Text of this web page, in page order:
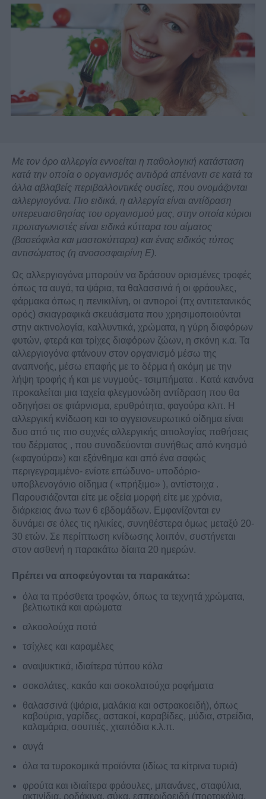
Με τον όρο αλλεργία εννοείται η παθολογική κατάσταση
κατά την οποία ο οργανισμός αντιδρά απέναντι σε κατά τα
άλλα αβλαβείς περιβαλλοντικές ουσίες, που ονομάζονται
αλλεργιογόνα. Πιο ειδικά, η αλλεργία είναι αντίδραση
υπερευαισθησίας του οργανισμού μας, στην οποία κύριοι
πρωταγωνιστές είναι ειδικά κύτταρα του αίματος
(βασεόφιλα και μαστοκύτταρα) και ένας ειδικός τύπος
αντισώματος (η ανοσοσφαιρίνη Ε).
Ως αλλεργιογόνα μπορούν να δράσουν ορισμένες τροφές
όπως τα αυγά, τα ψάρια, τα θαλασσινά ή οι φράουλες,
φάρμακα όπως η πενικιλίνη, οι αντιοροί (πχ αντιτετανικός
ορός) σκιαγραφικά σκευάσματα που χρησιμοποιούνται
στην ακτινολογία, καλλυντικά, χρώματα, η γύρη διαφόρων
φυτών, φτερά και τρίχες διαφόρων ζώων, η σκόνη κ.α. Τα
αλλεργιογόνα φτάνουν στον οργανισμό μέσω της
αναπνοής, μέσω επαφής με το δέρμα ή ακόμη με την
λήψη τροφής ή και με νυγμούς- τσιμπήματα . Κατά κανόνα
προκαλείται μια ταχεία φλεγμονώδη αντίδραση που θα
οδηγήσει σε φτάρνισμα, ερυθρότητα, φαγούρα κλπ. Η
αλλεργική κνίδωση και το αγγειονευρωτικό οίδημα είναι
δυο από τις πιο συχνές αλλεργικής αιτιολογίας παθήσεις
του δέρματος , που συνοδεύονται συνήθως από κνησμό
(«φαγούρα») και εξάνθημα και από ένα σαφώς
περιγεγραμμένο- ενίοτε επώδυνο- υποδόριο-
υποβλενογόνιο οίδημα ( «πρήξιμο» ), αντίστοιχα .
Παρουσιάζονται είτε με οξεία μορφή είτε με χρόνια,
διάρκειας άνω των 6 εβδομάδων. Εμφανίζονται εν
δυνάμει σε όλες τις ηλικίες, συνηθέστερα όμως μεταξύ 20-
30 ετών. Σε περίπτωση κνίδωσης λοιπόν, συστήνεται
στον ασθενή η παρακάτω δίαιτα 20 ημερών.
Πρέπει να αποφεύγονται τα παρακάτω:
όλα τα πρόσθετα τροφών, όπως τα τεχνητά χρώματα,
βελτιωτικά και αρώματα
αλκοολούχα ποτά
τσίχλες και καραμέλες
αναψυκτικά, ιδιαίτερα τύπου κόλα
σοκολάτες, κακάο και σοκολατούχα ροφήματα
θαλασσινά (ψάρια, μαλάκια και οστρακοειδή), όπως
καβούρια, γαρίδες, αστακοί, καραβίδες, μύδια, στρείδια,
καλαμάρια, σουπιές, χταπόδια κ.λ.π.
αυγά
όλα τα τυροκομικά προϊόντα (ιδίως τα κίτρινα τυριά)
φρούτα και ιδιαίτερα φράουλες, μπανάνες, σταφύλια,
ακτινίδια, ροδάκινα, σύκα, εσπεριδοειδή (πορτοκάλια,